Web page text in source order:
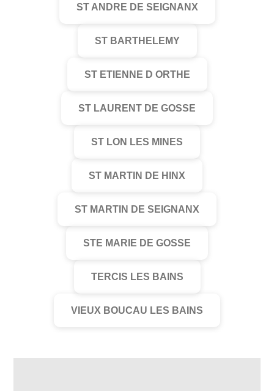
ST ANDRE DE SEIGNANX
ST BARTHELEMY
ST ETIENNE D ORTHE
ST LAURENT DE GOSSE
ST LON LES MINES
ST MARTIN DE HINX
ST MARTIN DE SEIGNANX
STE MARIE DE GOSSE
TERCIS LES BAINS
VIEUX BOUCAU LES BAINS